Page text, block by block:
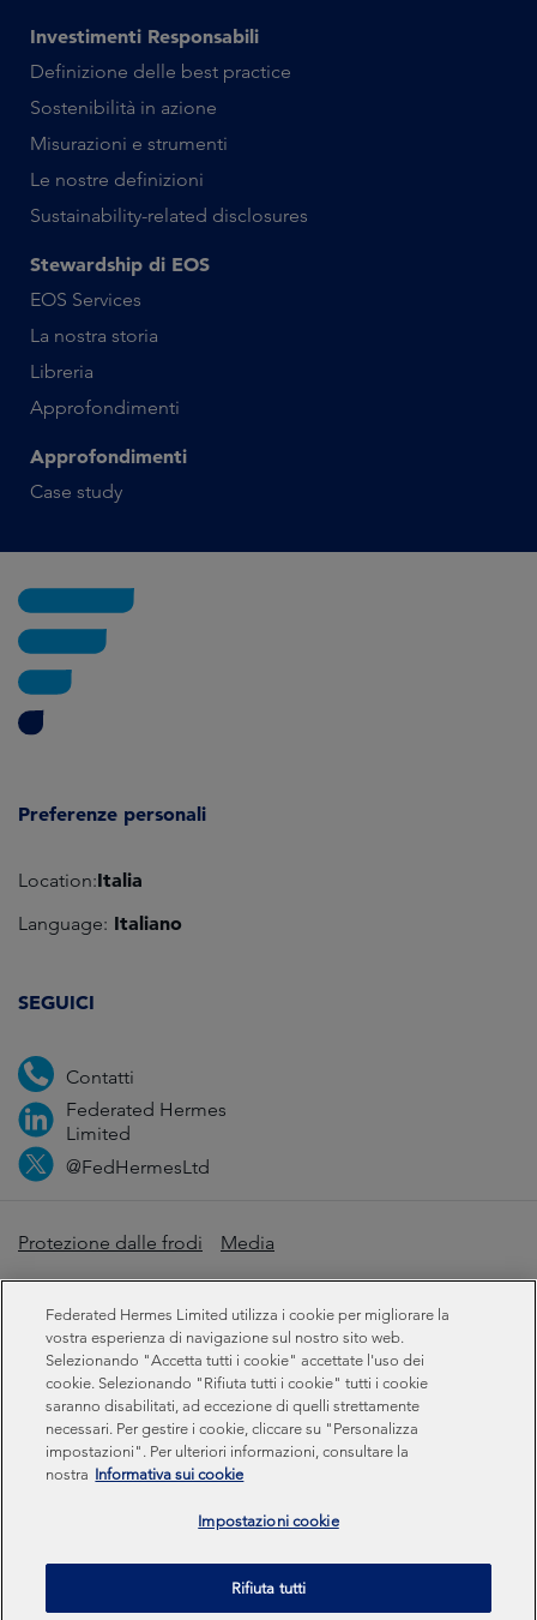
Investimenti Responsabili
Definizione delle best practice
Sostenibilità in azione
Misurazioni e strumenti
Le nostre definizioni
Sustainability-related disclosures
Stewardship di EOS
EOS Services
La nostra storia
Libreria
Approfondimenti
Approfondimenti
Case study
Preferenze personali
Location:Italia
Language: Italiano
SEGUICI
Contatti
Federated Hermes
Limited
@FedHermesLtd
Protezione dalle frodi Media
Dichiarazione sulla schiavitù moderna
Informazioni sulla sostenibilità
Federated Hermes Limited: Registered in England & Wales
No 01661776. Registered office – Sixth Floor, 150
Cheapside, London EC2V 6ET.
Federated Hermes Limited is owned by Federated
Hermes, Inc © Copyright Federated Hermes Limited 2026 |
Federated Hermes Limited utilizza i cookie per migliorare la
vostra esperienza di navigazione sul nostro sito web.
Selezionando "Accetta tutti i cookie" accettate l'uso dei
cookie. Selezionando "Rifiuta tutti i cookie" tutti i cookie
saranno disabilitati, ad eccezione di quelli strettamente
necessari. Per gestire i cookie, cliccare su "Personalizza
impostazioni". Per ulteriori informazioni, consultare la
nostra Informativa sui cookie
Impostazioni cookie
Rifiuta tutti